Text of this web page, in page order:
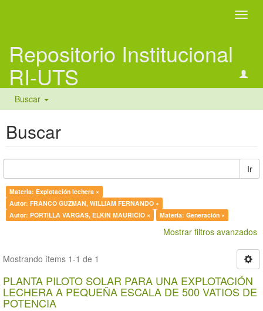
Repositorio Institucional
RI-UTS
Buscar
Buscar
Ir
Materia: Explotación lechera ×
Autor: FRANCO GUZMAN, WILLIAM FERNANDO ×
Autor: PORTILLA VARGAS, ELKIN MAURICIO ×
Materia: Generación ×
Mostrar filtros avanzados
Mostrando ítems 1-1 de 1
PLANTA PILOTO SOLAR PARA UNA EXPLOTACIÓN
LECHERA A PEQUEÑA ESCALA DE 500 VATIOS DE
POTENCIA